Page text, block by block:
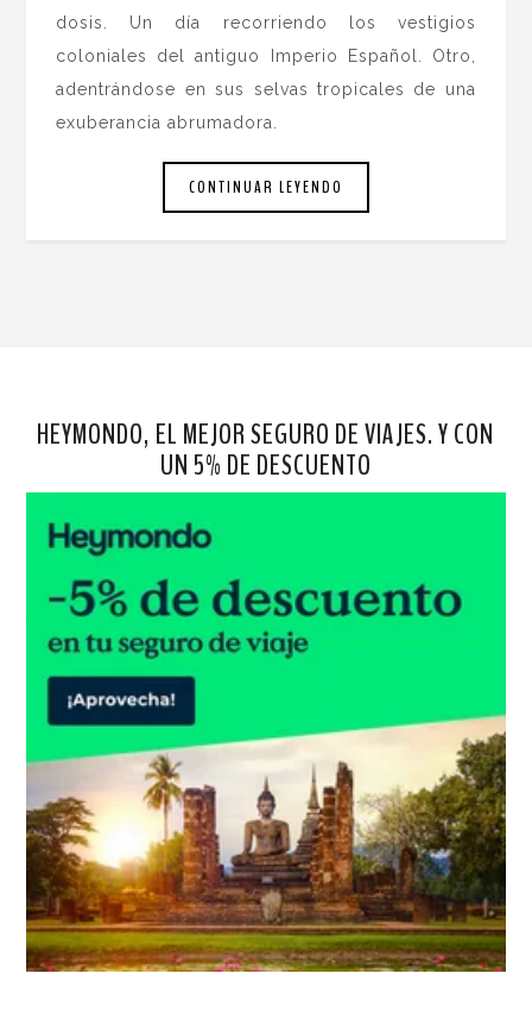
dosis. Un día recorriendo los vestigios
coloniales del antiguo Imperio Español. Otro,
adentrándose en sus selvas tropicales de una
exuberancia abrumadora.
CONTINUAR LEYENDO
HEYMONDO, EL MEJOR SEGURO DE VIAJES. Y CON
UN 5% DE DESCUENTO